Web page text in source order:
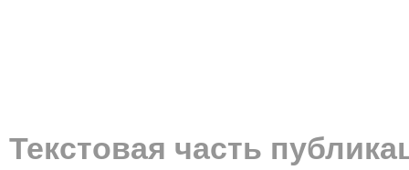
Текстовая часть